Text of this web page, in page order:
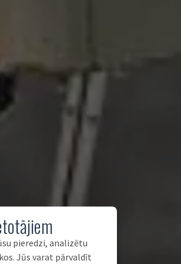
pieredzi, analizētu
Jūs varat pārvaldīt